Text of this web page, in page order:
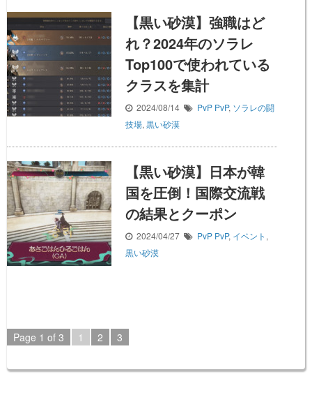
【黒い砂漠】強職はど
れ？2024年のソラレ
Top100で使われている
クラスを集計
2024/08/14 PvP PvP, ソラレの闘
技場, 黒い砂漠
【黒い砂漠】日本が韓
国を圧倒！国際交流戦
の結果とクーポン
2024/04/27 PvP PvP, イベント ,
黒い砂漠
Page 1 of 3 1 2 3